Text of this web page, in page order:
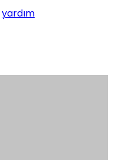
yardım